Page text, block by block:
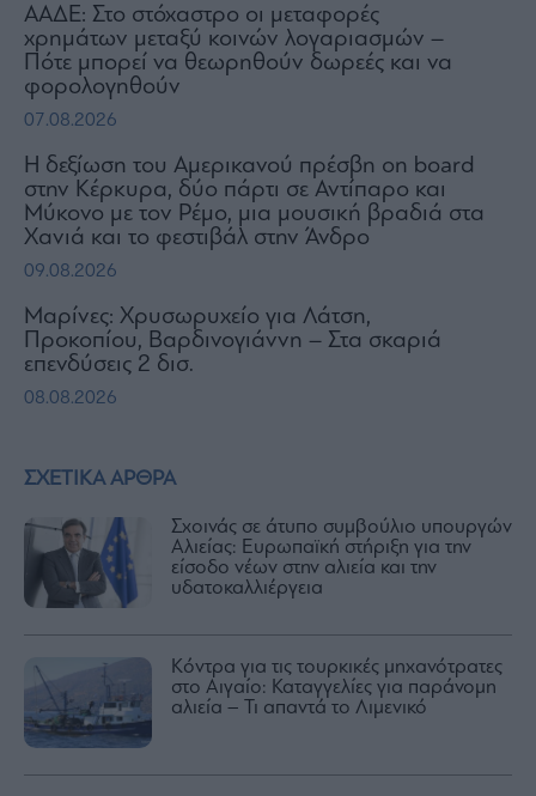
ΣΧΕΤΙΚΑ ΑΡΘΡΑ
Σχοινάς σε άτυπο συμβούλιο υπουργών
Αλιείας: Ευρωπαϊκή στήριξη για την
είσοδο νέων στην αλιεία και την
υδατοκαλλιέργεια
Κόντρα για τις τουρκικές μηχανότρατες
στο Αιγαίο: Καταγγελίες για παράνομη
αλιεία – Τι απαντά το Λιμενικό
ΑΑΔΕ: Στο στόχαστρο οι μεταφορές
χρημάτων μεταξύ κοινών λογαριασμών –
Πότε μπορεί να θεωρηθούν δωρεές και να
φορολογηθούν
07.08.2026
H δεξίωση του Αμερικανού πρέσβη on board
στην Κέρκυρα, δύο πάρτι σε Αντίπαρο και
Μύκονο με τον Ρέμο, μια μουσική βραδιά στα
Χανιά και το φεστιβάλ στην Άνδρο
09.08.2026
Μαρίνες: Χρυσωρυχείο για Λάτση,
Προκοπίου, Βαρδινογιάννη – Στα σκαριά
επενδύσεις 2 δισ.
08.08.2026